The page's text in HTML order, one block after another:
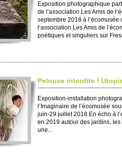
Exposition photographique
de l’association Les Amis de
septembre 2018 à
l’association Les Amis de
poétiques et singuliers sur
Pelouse interdite !
Exposition-installation
l’Imaginaire de l’écomusée
juin-29 juillet 2018 En écho à
en 2019 autour des jardins,
une...